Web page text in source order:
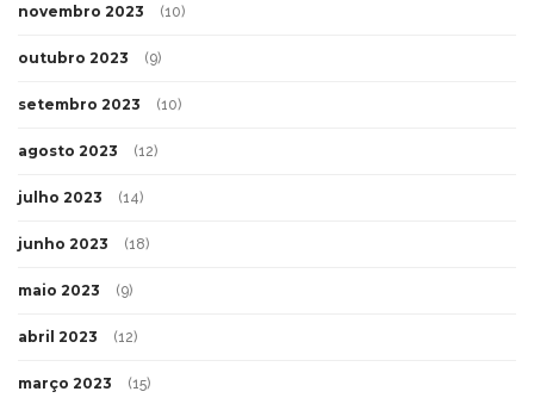
novembro 2023 (10)
outubro 2023 (9)
setembro 2023 (10)
agosto 2023 (12)
julho 2023 (14)
junho 2023 (18)
maio 2023 (9)
abril 2023 (12)
março 2023 (15)